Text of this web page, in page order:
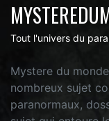
Tout l'univers du
Mystere du
nombreux sujet
paranormaux,